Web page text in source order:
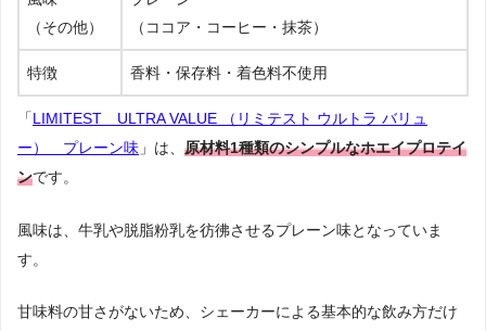
（その他）
（ココア・コーヒー・抹茶）
特徴 香料・保存料・着色料不使用
「LIMITEST ULTRA VALUE （リミテスト ウルトラ バリュ
ー） プレーン味 」は、 原材料1種類のシンプルなホエイプロテイ
ンです。
風味は、牛乳や脱脂粉乳を彷彿させるプレーン味となっていま
す。
甘味料の甘さがないため、シェーカーによる基本的な飲み方だけ